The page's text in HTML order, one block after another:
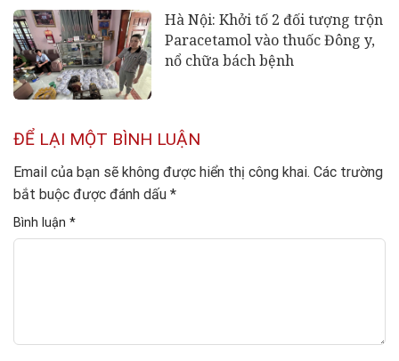
Hà Nội: Khởi tố 2 đối tượng trộn
Paracetamol vào thuốc Đông y,
nổ chữa bách bệnh
ĐỂ LẠI MỘT BÌNH LUẬN
Email của bạn sẽ không được hiển thị công khai. Các trường
bắt buộc được đánh dấu *
Bình luận *